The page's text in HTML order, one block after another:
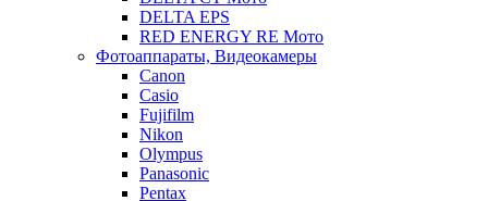
DELTA EPS
RED ENERGY RE Мото
Фотоаппараты, Видеокамеры
Canon
Casio
Fujifilm
Nikon
Olympus
Panasonic
Pentax